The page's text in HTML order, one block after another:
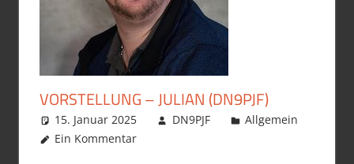
VORSTELLUNG – JULIAN (DN9PJF)
15. Januar 2025 DN9PJF
Allgemein
Ein Kommentar